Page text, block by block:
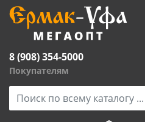
8 (908) 354-5000
Покупателям